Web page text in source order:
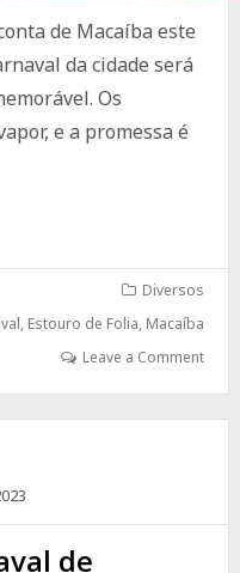
de Macaíba este
da cidade será
Os
e a promessa é
Diversos
, Estouro de Folia, Macaíba
Leave a Comment
de